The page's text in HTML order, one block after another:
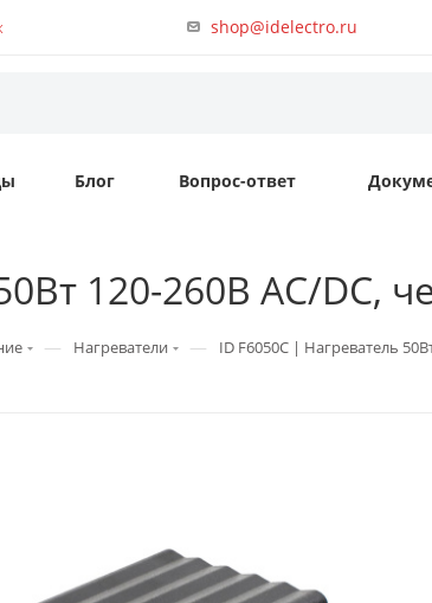
shop@idelectro.ru
Блог Вопрос-ответ
120-260В AC/DC,
— Нагреватели — ID F6050C | Нагреватель